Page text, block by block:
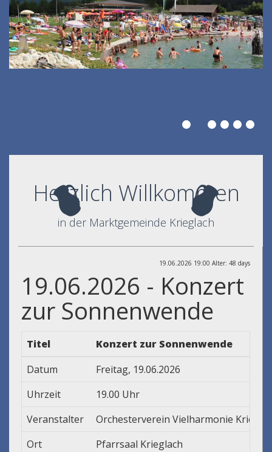
Herzlich Willkommen
in der Marktgemeinde Krieglach
19.06.2026 19:00 Alter: 48 days
19.06.2026 - Konzert
zur Sonnenwende
Titel
Konzert zur Sonnenwende
Datum
Freitag, 19.06.2026
Uhrzeit
19.00 Uhr
Veranstalter
Orchesterverein Vielharmonie
Ort
Pfarrsaal Krieglach